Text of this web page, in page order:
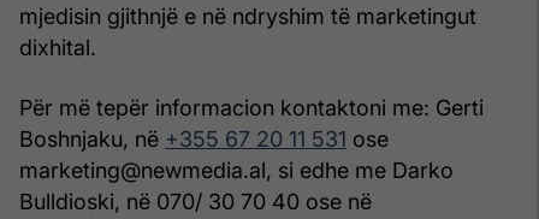
mjedisin gjithnjë e në ndryshim të marketingut
dixhital.
Për më tepër informacion kontaktoni me: Gerti
Boshnjaku, në +355 67 20 11 531 ose
marketing@newmedia.al, si edhe me Darko
Bulldioski, në 070/ 30 70 40 ose në